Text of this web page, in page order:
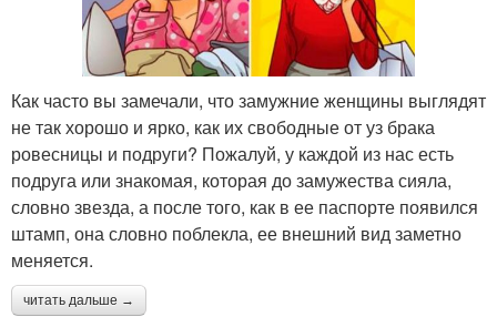
Как часто вы замечали, что замужние женщины выглядят
не так хорошо и ярко, как их свободные от уз брака
ровесницы и подруги? Пожалуй, у каждой из нас есть
подруга или знакомая, которая до замужества сияла,
словно звезда, а после того, как в ее паспорте появился
штамп, она словно поблекла, ее внешний вид заметно
меняется.
читать дальше →